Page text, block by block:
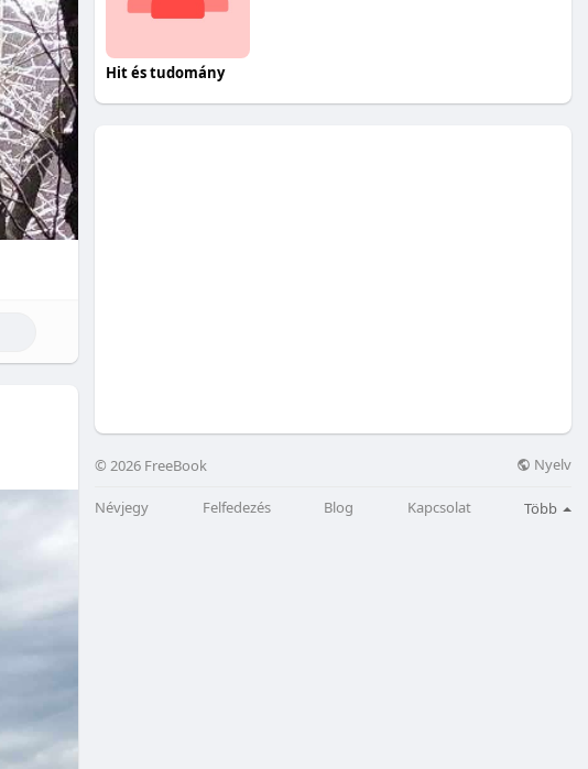
Hit és tudomány
© 2026 FreeBook Nyelv
Névjegy Felfedezés Blog Kapcsolat Több